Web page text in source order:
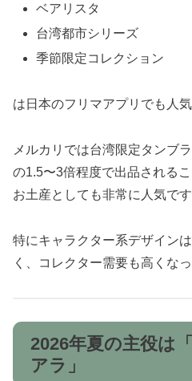
ベアリスタ
台湾都市シリーズ
季節限定コレクション
は日本のフリマアプリでも人気
メルカリでは台湾限定タンブ
の1.5〜3倍程度で出品される
お土産としても非常に人気です
特にキャラクター系デザイン
く、コレクター需要も高くなっ
2026年夏の主役は
アラ」